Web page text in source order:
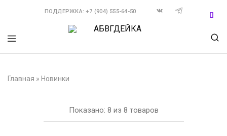
ПОДДЕРЖКА: +7 (904) 555-64-50
АБВГДЕЙКА
Мягкие
и
Главная » Новинки
Показано: 8 из 8 товаров